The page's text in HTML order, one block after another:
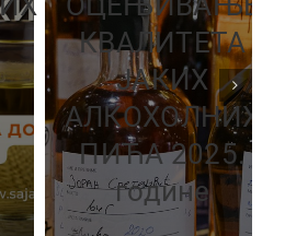
КВАЛИТЕТА
ЈАКИХ
АЛКОХОЛНИХ
ПИЋА 2025.
године